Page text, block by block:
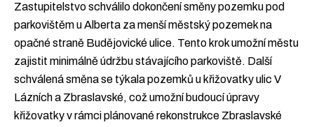
Zastupitelstvo schválilo dokončení směny pozemku pod
parkovištěm u Alberta za menší městský pozemek na
opačné straně Budějovické ulice. Tento krok umožní městu
zajistit minimálně údržbu stávajícího parkoviště. Další
schválená směna se týkala pozemků u křižovatky ulic V
Lázních a Zbraslavské, což umožní budoucí úpravy
křižovatky v rámci plánované rekonstrukce Zbraslavské